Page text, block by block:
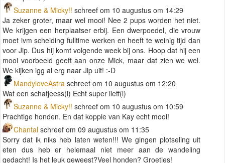
Suzanne & Micky!! schreef om 10 augustus om 14:29
Ja zeker groter, maar wel mooi! Nee 2 pups worden het niet.
We krijgen een herplaatser erbij. Een dwerpoedel, die vrouw
moet ivm scheiding fulltime werken en heeft te weinig tijd dan
voor Jip. Dus hij komt volgende week bij ons. Hoop dat hij een
mooi voorbeeld geeft aan onze Mick, maar dat zien we wel.
We kijken igg al erg naar Jip uit! :-D
MandyloveAstra schreef om 10 augustus om 12:20
Wat een schatjeess(l) Echt super lieff(l)
Suzanne & Micky!! schreef om 10 augustus om 10:59
Prachtige honden. En dat koppie van Kay echt mooi!
Chantal schreef om 09 augustus om 11:35
Sorry dat ik niks heb laten weten!!! We gingen plotseling uit
eten dus heb er helemaal niet meer aan de wandeling
gedacht! Is het leuk geweest?Veel honden? Groetjes!